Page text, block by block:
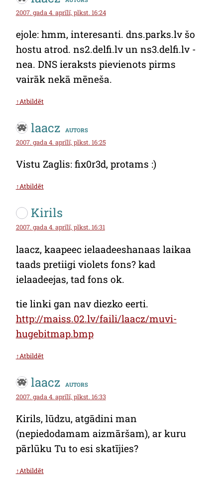
2007. gada 4. aprīlī, plkst. 16:24
ejole: hmm, interesanti. dns.parks.lv šo
hostu atrod. ns2.delfi.lv un ns3.delfi.lv -
nea. DNS ieraksts pievienots pirms
vairāk nekā mēneša.
↑Atbildēt
laacz autors
2007. gada 4. aprīlī, plkst. 16:25
Vistu Zaglis: fix0r3d, protams :)
↑Atbildēt
Kirils
2007. gada 4. aprīlī, plkst. 16:31
laacz, kaapeec ielaadeeshanaas laikaa
taads pretiigi violets fons? kad
ielaadeejas, tad fons ok.
tie linki gan nav diezko eerti.
http://maiss.02.lv/faili/laacz/muvi-
hugebitmap.bmp
↑Atbildēt
laacz autors
2007. gada 4. aprīlī, plkst. 16:33
Kirils, lūdzu, atgādini man
(nepiedodamam aizmāršam), ar kuru
pārlūku Tu to esi skatījies?
↑Atbildēt